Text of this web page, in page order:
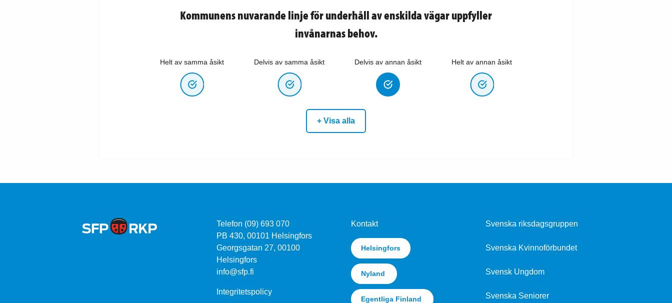
Kommunens nuvarande linje för underhåll av enskilda vägar uppfyller
invånarnas behov.
Helt av samma åsikt Delvis av samma åsikt Delvis av annan åsikt Helt av annan åsikt
+ Visa alla
Telefon (09) 693 070
PB 430, 00101 Helsingfors
Georgsgatan 27, 00100
Helsingfors
info@sfp.fi
Integritetspolicy
Kontakt
Helsingfors
Nyland
Egentliga Finland
Svenska riksdagsgruppen
Svenska Kvinnoförbundet
Svensk Ungdom
Svenska Seniorer